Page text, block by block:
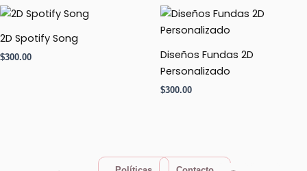
2D Spotify Song
$300.00
Diseños Fundas 2D
Personalizado
$300.00